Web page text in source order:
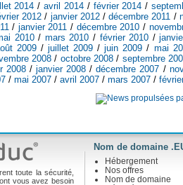
2014 /avril 2014/ février 2014 /
2012 / janvier 2012/décembre 2011 /
/ janvier 2011 / décembre 2010 /
2010/ mars 2010 / février 2010 /
2009 /juillet 2009 /juin 2009 / mai
2008 / octobre 2008/ septembre
2008/ janvier 2008 /décembre 2007 /
/ mai 2007 / avril 2007 / mars 2007 /
toute la sécurité,
vous avez besoin
Nom de domaine
Hébergement
Nos offres
Nom de domaine